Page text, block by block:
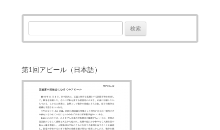
第1回アピール（日本語）